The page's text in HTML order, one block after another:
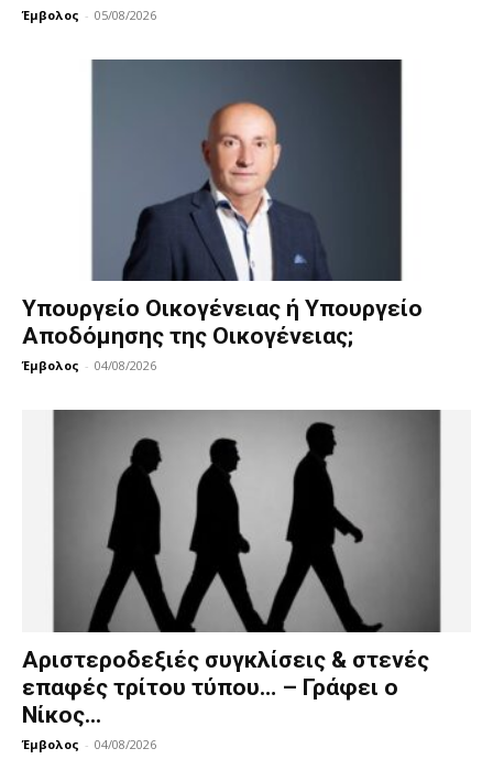
Έμβολος - 05/08/2026
Υπουργείο Οικογένειας ή Υπουργείο
Αποδόμησης της Οικογένειας;
Έμβολος - 04/08/2026
Αριστεροδεξιές συγκλίσεις & στενές
επαφές τρίτου τύπου… – Γράφει ο
Νίκος...
Έμβολος - 04/08/2026